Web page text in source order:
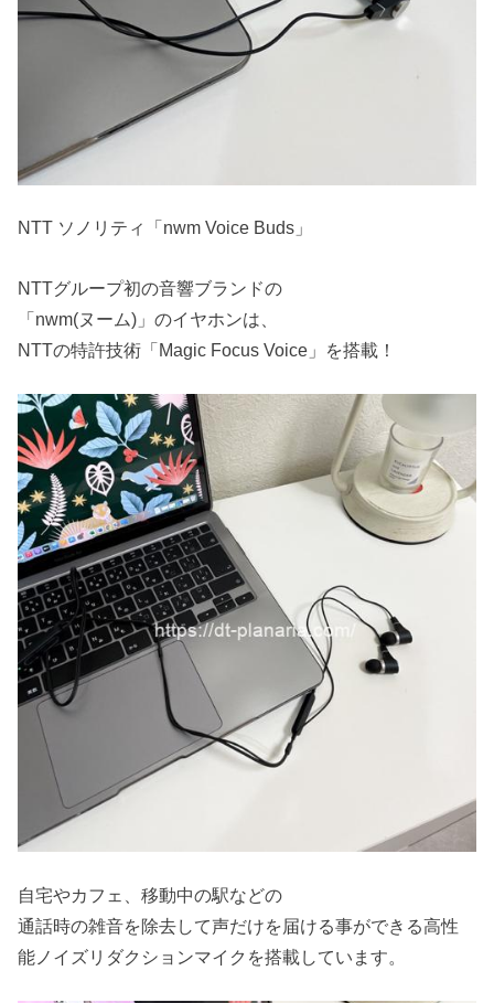
NTT ソノリティ「nwm Voice Buds」
NTTグループ初の音響ブランドの
「nwm(ヌーム)」のイヤホンは、
NTTの特許技術「Magic Focus Voice」を搭載！
自宅やカフェ、移動中の駅などの
通話時の雑音を除去して声だけを届ける事ができる高性
能ノイズリダクションマイクを搭載しています。